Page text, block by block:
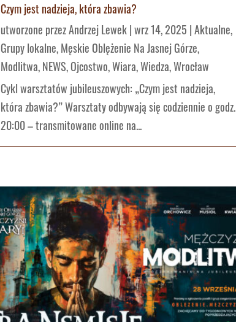
Czym jest nadzieja, która zbawia?
utworzone przezAndrzej Lewek|wrz 14, 2025 |Aktualne,
Grupy lokalne,Męskie Oblężenie Na Jasnej Górze,
Modlitwa,NEWS,Ojcostwo,Wiara,Wiedza,Wrocław
Cykl warsztatów jubileuszowych: „Czym jest nadzieja,
która zbawia?” Warsztaty odbywają się codziennie o godz.
20:00 – transmitowane online na...